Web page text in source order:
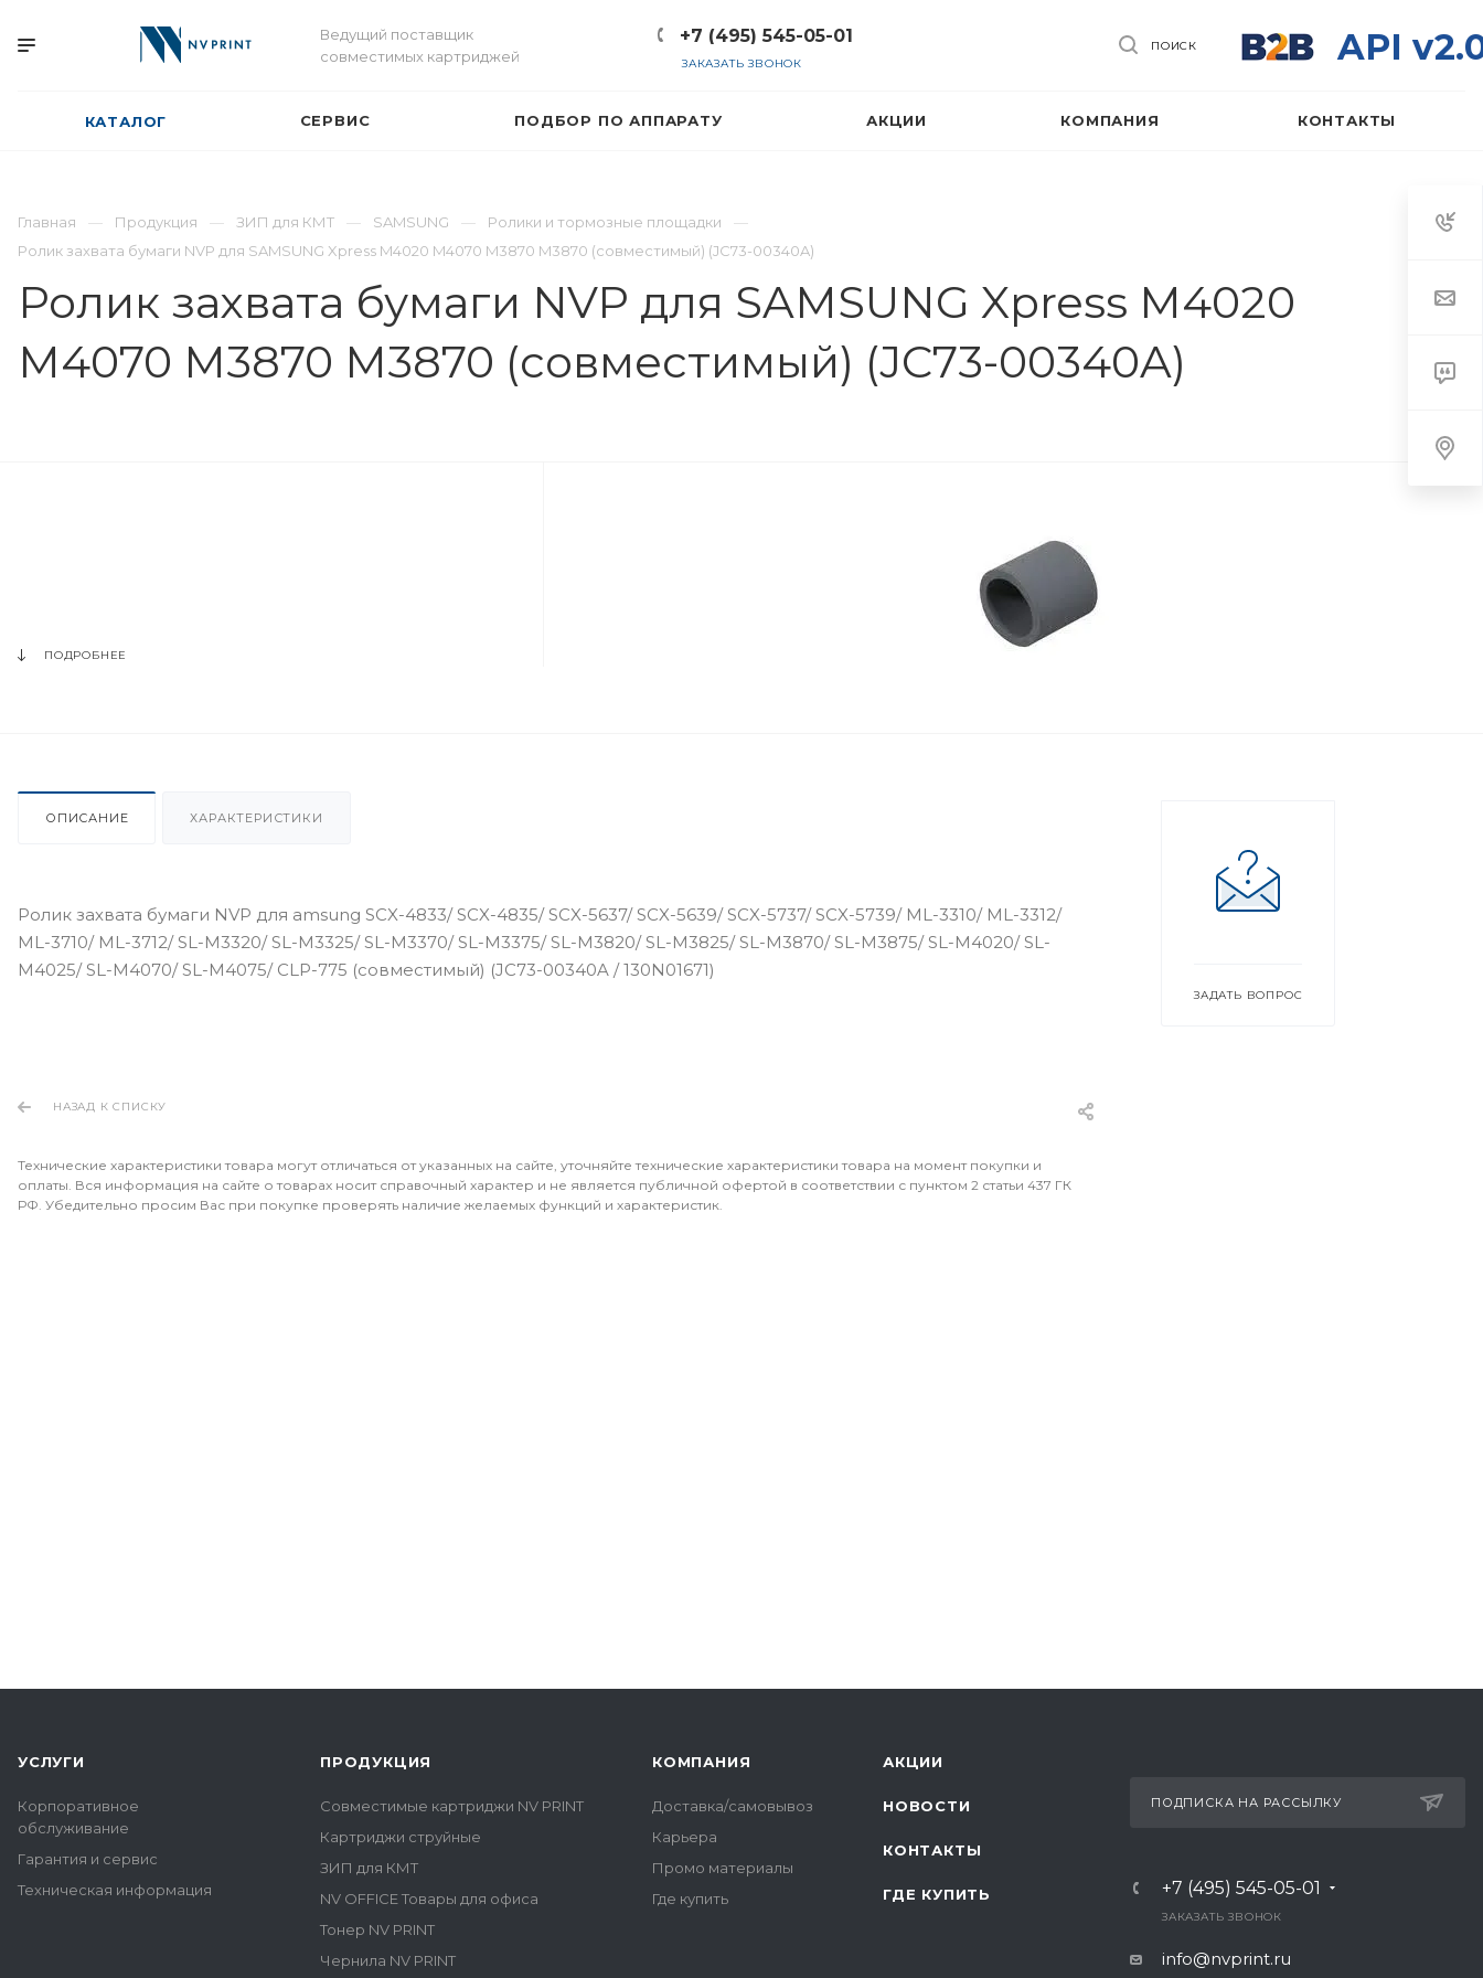
Ведущий поставщик
совместимых картриджей
+7 (495) 545-05-01
ЗАКАЗАТЬ ЗВОНОК API
ПОИСК
КАТАЛОГ СЕРВИС ПОДБОР ПО АППАРАТУ АКЦИИ КОМПАНИЯ КОНТАКТЫ
Главная Продукция ЗИП для КМТ SAMSUNG
Ролики и тормозные площадки
Ролик захвата бумаги NVP для SAMSUNG Xpress M4020 M4070 M3870 M3870 (совместимый) (JC73-00340A)
Ролик захвата бумаги NVP для SAMSUNG Xpress M4020
M4070 M3870 M3870 (совместимый) (JC73-00340A)
ПОДРОБНЕЕ
ЗАДАТЬ ВОПРОС
ОПИСАНИЕ ХАРАКТЕРИСТИКИ
Ролик захвата бумаги NVP для amsung SCX-4833/ SCX-4835/ SCX-5637/ SCX-5639/ SCX-5737/ SCX-5739/ ML-3310/ ML-3312/
ML-3710/ ML-3712/ SL-M3320/ SL-M3325/ SL-M3370/ SL-M3375/ SL-M3820/ SL-M3825/ SL-M3870/ SL-M3875/ SL-M4020/ SL-
M4025/ SL-M4070/ SL-M4075/ CLP-775 (совместимый) (JC73-00340A / 130N01671)
НАЗАД К СПИСКУ
Технические характеристики товара могут отличаться от указанных на сайте, уточняйте технические характеристики товара на момент покупки и
оплаты. Вся информация на сайте о товарах носит справочный характер и не является публичной офертой в соответствии с пунктом 2 статьи 437 ГК
РФ. Убедительно просим Вас при покупке проверять наличие желаемых функций и характеристик.
УСЛУГИ
Корпоративное
обслуживание
Гарантия и сервис
Техническая информация
ПРОДУКЦИЯ
Совместимые картриджи NV PRINT
Картриджи струйные
ЗИП для КМТ
NV OFFICE Товары для офиса
Тонер NV PRINT
Чернила NV PRINT
КОМПАНИЯ
Доставка/самовывоз
Карьера
Промо материалы
Где купить
АКЦИИ
НОВОСТИ
КОНТАКТЫ
ГДЕ КУПИТЬ
ПОДПИСКА НА РАССЫЛКУ
+7 (495) 545-05-01
ЗАКАЗАТЬ ЗВОНОК
info@nvprint.ru